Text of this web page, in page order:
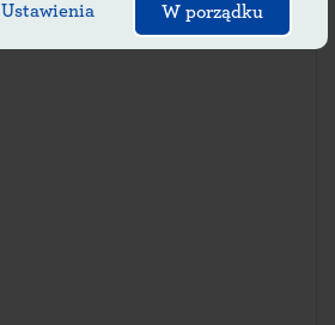
Ustawienia W porządku